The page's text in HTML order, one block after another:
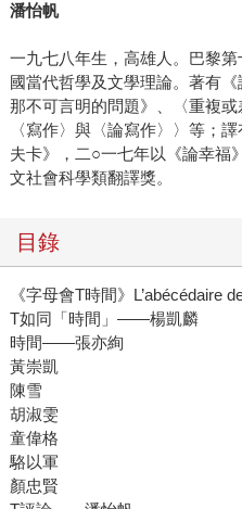
潘怡帆
一九七八年生，高雄人。巴黎
國當代哲學及文學理論。著有
那不可言明的問題》、〈重複
〈寫作〉與〈論寫作〉〉等；
夫卡》，二○一七年以《論幸福
文社會科學類翻譯獎。
目錄
《字母會T時間》L’abécédaire
T如同「時間」――楊凱麟
時間――張亦絢
黃崇凱
陳雪
胡淑雯
童偉格
駱以軍
顏忠賢